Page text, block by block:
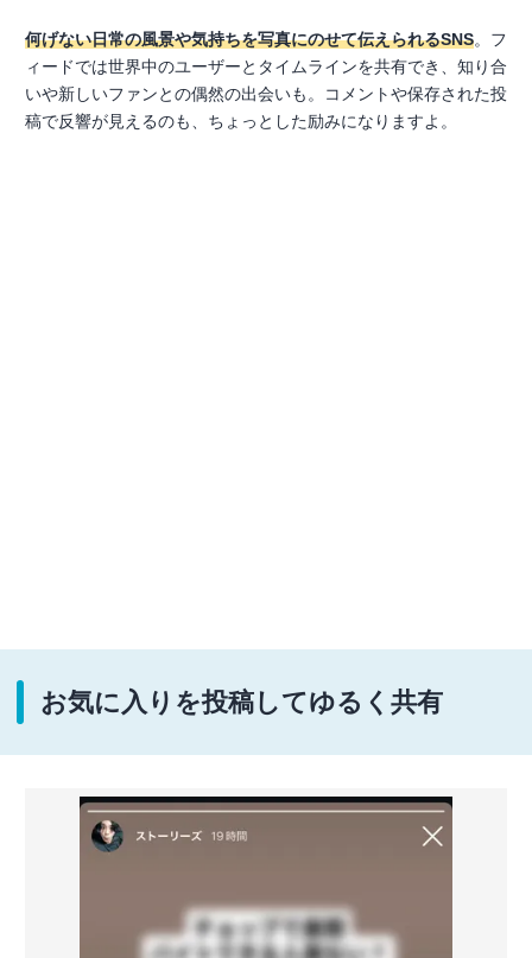
何げない日常の風景や気持ちを写真にのせて伝えられるSNS。フ
ィードでは世界中のユーザーとタイムラインを共有でき、知り合
いや新しいファンとの偶然の出会いも。コメントや保存された投
稿で反響が見えるのも、ちょっとした励みになりますよ。
お気に入りを投稿してゆるく共有